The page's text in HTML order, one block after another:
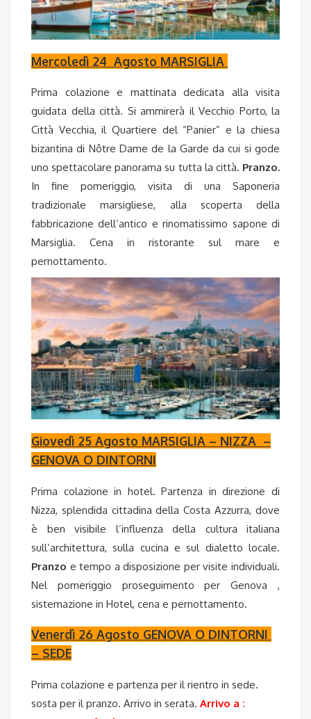
Mercoledì 24 Agosto MARSIGLIA
Prima colazione e mattinata dedicata alla visita
guidata della città. Si ammirerà il Vecchio Porto, la
Città Vecchia, il Quartiere del “Panier” e la chiesa
bizantina di Nôtre Dame de la Garde da cui si gode
uno spettacolare panorama su tutta la città. Pranzo.
In fine pomeriggio, visita di una Saponeria
tradizionale marsigliese, alla scoperta della
fabbricazione dell’antico e rinomatissimo sapone di
Marsiglia. Cena in ristorante sul mare e
pernottamento.
Giovedì 25 Agosto MARSIGLIA – NIZZA –
GENOVA O DINTORNI
Prima colazione in hotel. Partenza in direzione di
Nizza, splendida cittadina della Costa Azzurra, dove
è ben visibile l’influenza della cultura italiana
sull’architettura, sulla cucina e sul dialetto locale.
Pranzo e tempo a disposizione per visite individuali.
Nel pomeriggio proseguimento per Genova ,
sistemazione in Hotel, cena e pernottamento.
Venerdì 26 Agosto GENOVA O DINTORNI
– SEDE
Prima colazione e partenza per il rientro in sede.
sosta per il pranzo. Arrivo in serata. Arrivo a :